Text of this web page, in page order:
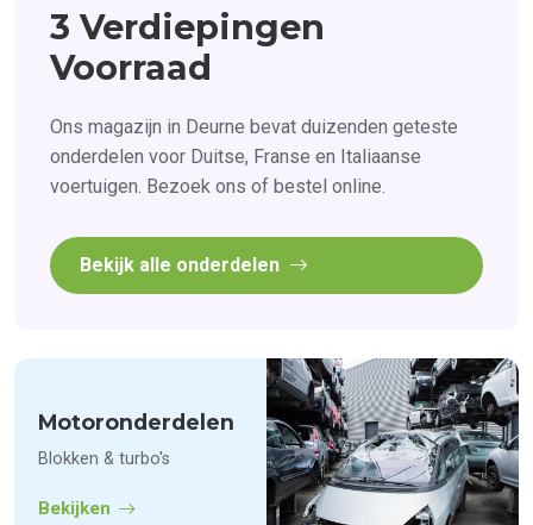
3 Verdiepingen
Voorraad
Ons magazijn in Deurne bevat duizenden geteste
onderdelen voor Duitse, Franse en Italiaanse
voertuigen. Bezoek ons of bestel online.
Bekijk alle onderdelen
Motoronderdelen
Blokken & turbo's
Bekijken